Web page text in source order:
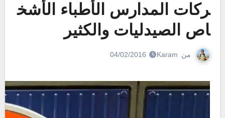
ركات المدارس الأطباء الأشخ
اص الصيدليات والكثير
من Karam
04/02/2016